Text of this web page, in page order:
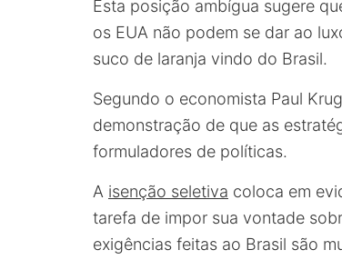
Esta posição ambígua sugere
os EUA não podem se dar ao
suco de laranja vindo do Brasil.
Segundo o economista Paul
demonstração de que as
formuladores de políticas.
A isenção seletiva coloca em
tarefa de impor sua vontade
exigências feitas ao Brasil são